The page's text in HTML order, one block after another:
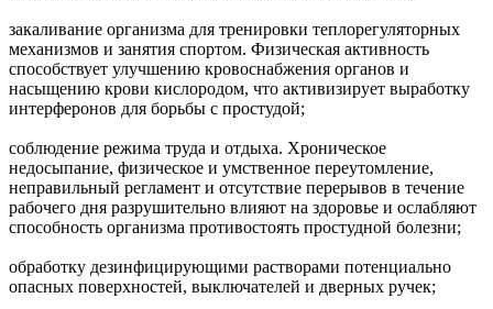
закаливание организма для тренировки теплорегуляторных
механизмов и занятия спортом. Физическая активность
способствует улучшению кровоснабжения органов и
насыщению крови кислородом, что активизирует выработку
интерферонов для борьбы с простудой;
соблюдение режима труда и отдыха. Хроническое
недосыпание, физическое и умственное переутомление,
неправильный регламент и отсутствие перерывов в течение
рабочего дня разрушительно влияют на здоровье и ослабляют
способность организма противостоять простудной болезни;
обработку дезинфицирующими растворами потенциально
опасных поверхностей, выключателей и дверных ручек;